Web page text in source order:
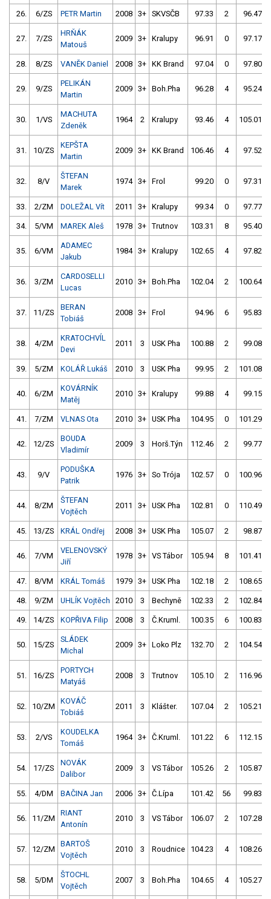
26. 6/ZS PETR Martin 2008 3+ SKVSČB 97.33 2 96.47
27. 7/ZS
HRŇÁK
Matouš
2009 3+ Kralupy 96.91 0 97.17
28. 8/ZS VANĚK Daniel 2008 3+ KK Brand 97.04 0 97.80
29. 9/ZS
PELIKÁN
Martin
2009 3+ Boh.Pha 96.28 4 95.24
30. 1/VS
MACHUTA
Zdeněk
1964 2 Kralupy 93.46 4 105.01
31. 10/ZS
KEPŠTA
Martin
2009 3+ KK Brand 106.46 4 97.52
32. 8/V
ŠTEFAN
Marek
1974 3+ Frol 99.20 0 97.31
33. 2/ZM DOLEŽAL Vít 2011 3+ Kralupy 99.34 0 97.77
34. 5/VM MAREK Aleš 1978 3+ Trutnov 103.31 8 95.40
35. 6/VM
ADAMEC
Jakub
1984 3+ Kralupy 102.65 4 97.82
36. 3/ZM
CARDOSELLI
Lucas
2010 3+ Boh.Pha 102.04 2 100.64
37. 11/ZS
BERAN
Tobiáš
2008 3+ Frol 94.96 6 95.83
38. 4/ZM
KRATOCHVÍL
Devi
2011 3 USK Pha 100.88 2 99.08
39. 5/ZM KOLÁŘ Lukáš 2010 3 USK Pha 99.95 2 101.08
40. 6/ZM
KOVÁRNÍK
Matěj
2010 3+ Kralupy 99.88 4 99.15
41. 7/ZM VLNAS Ota 2010 3+ USK Pha 104.95 0 101.29
42. 12/ZS
BOUDA
Vladimír
2009 3 Horš.Týn 112.46 2 99.77
43. 9/V
PODUŠKA
Patrik
1976 3+ So Trója 102.57 0 100.96
44. 8/ZM
ŠTEFAN
Vojtěch
2011 3+ USK Pha 102.81 0 110.49
45. 13/ZS KRÁL Ondřej 2008 3+ USK Pha 105.07 2 98.87
46. 7/VM
VELENOVSKÝ
Jiří
1978 3+ VS Tábor 105.94 8 101.41
47. 8/VM KRÁL Tomáš 1979 3+ USK Pha 102.18 2 108.65
48. 9/ZM UHLÍK Vojtěch 2010 3 Bechyně 102.33 2 102.84
49. 14/ZS KOPŘIVA Filip 2008 3 Č.Kruml. 100.35 6 100.83
50. 15/ZS
SLÁDEK
Michal
2009 3+ Loko Plz 132.70 2 104.54
51. 16/ZS
PORTYCH
Matyáš
2008 3 Trutnov 105.10 2 116.96
52. 10/ZM
KOVÁČ
Tobiáš
2011 3 Klášter. 107.04 2 105.21
53. 2/VS
KOUDELKA
Tomáš
1964 3+ Č.Kruml. 101.22 6 112.15
54. 17/ZS
NOVÁK
Dalibor
2009 3 VS Tábor 105.26 2 105.87
55. 4/DM BAČINA Jan 2006 3+ Č.Lípa 101.42 56 99.83
56. 11/ZM
RIANT
Antonín
2010 3 VS Tábor 106.07 2 107.28
57. 12/ZM
BARTOŠ
Vojtěch
2010 3 Roudnice 104.23 4 108.26
58. 5/DM
ŠTOCHL
Vojtěch
2007 3 Boh.Pha 104.65 4 105.27